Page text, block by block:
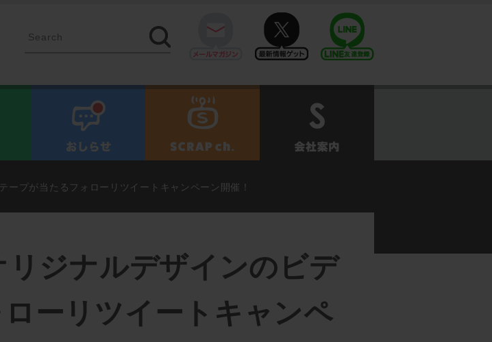
twitter
ープが当たるフォローリツイートキャンペーン開催！
リジナルデザインのビデ
ーリツイートキャンペ